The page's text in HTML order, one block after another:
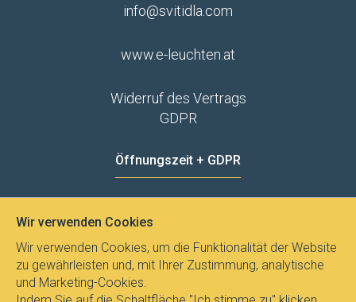
info@svitidla.com
www.e-leuchten.at
Widerruf des Vertrags
GDPR
Öffnungszeit + GDPR
Wir verwenden Cookies
Wir verwenden Cookies, um die Funktionalität der Website
zu gewährleisten und, mit Ihrer Zustimmung, analytische
und Marketing-Cookies.